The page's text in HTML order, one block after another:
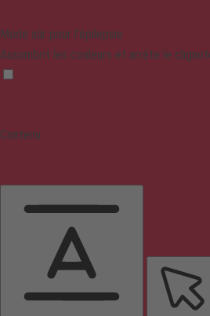
Mode sûr pour l'épilepsie
Assombrit les couleurs et arrête le
Contenu